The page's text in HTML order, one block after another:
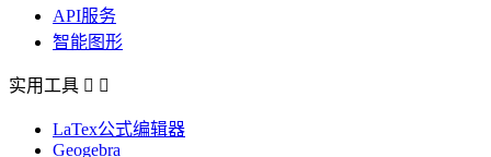
API服务
智能图形
实用工具  
LaTex公式编辑器
Geogebra